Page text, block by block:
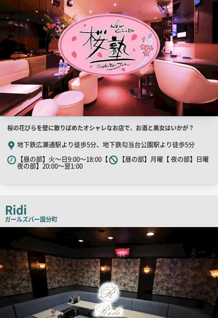
店
舗
PR
キ
ッ
コ
ピ
桜の花びらを壁に散りばめたオシャレなお店で、お酒と美女はいかが？
地下鉄広瀬通駅より徒歩5分、地下鉄勾当台公園駅より徒歩5分
【昼の部】火～日9:00～18:00【
夜の部】20:00～翌1:00
【昼の部】月曜【 夜の部】日曜
Ridi
ガールズバー国分町
店
画